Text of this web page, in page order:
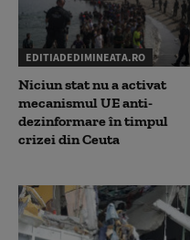
EDITIADEDIMINEATA.RO
Niciun stat nu a activat
mecanismul UE anti-
dezinformare în timpul
crizei din Ceuta